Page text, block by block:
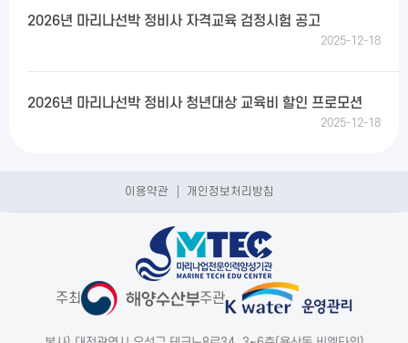
2026년 마리나선박 정비사 자격교육 검정시험 공고
2025-12-18
2026년 마리나선박 정비사 청년대상 교육비 할인 프로모션
2025-12-18
이용약관 개인정보처리방침
주최 주관